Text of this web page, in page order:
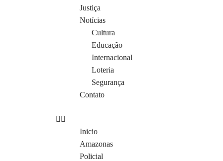
Justiça
Notícias
Cultura
Educação
Internacional
Loteria
Segurança
Contato
Inicio
Amazonas
Policial